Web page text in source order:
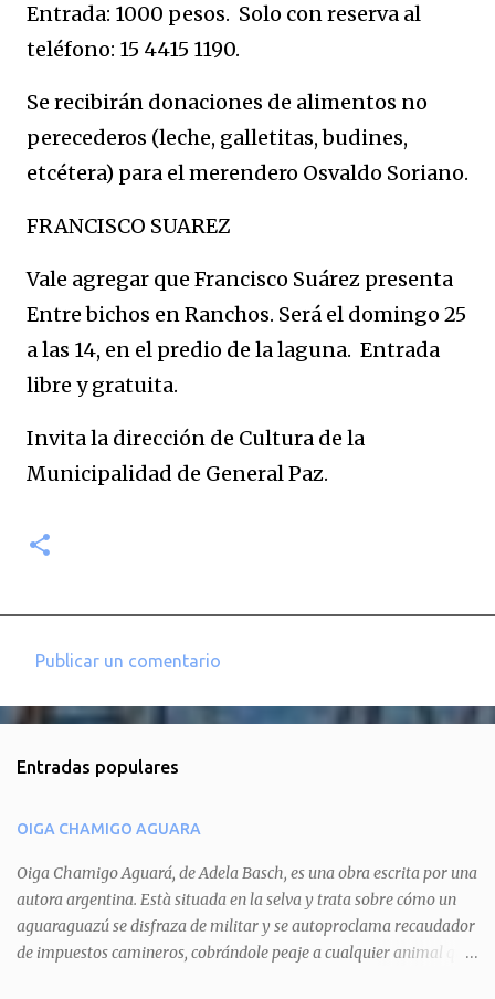
Entrada: 1000 pesos. Solo con reserva al
teléfono: 15 4415 1190.
Se recibirán donaciones de alimentos no
perecederos (leche, galletitas, budines,
etcétera) para el merendero Osvaldo Soriano.
FRANCISCO SUAREZ
Vale agregar que Francisco Suárez presenta
Entre bichos en Ranchos. Será el domingo 25
a las 14, en el predio de la laguna. Entrada
libre y gratuita.
Invita la dirección de Cultura de la
Municipalidad de General Paz.
e
t
a
r
i
o
Publicar un comentario
Entradas populares
OIGA CHAMIGO AGUARA
Oiga Chamigo Aguará, de Adela Basch, es una obra escrita por una
autora argentina. Està situada en la selva y trata sobre cómo un
aguaraguazú se disfraza de militar y se autoproclama recaudador
de impuestos camineros, cobrándole peaje a cualquier animal que